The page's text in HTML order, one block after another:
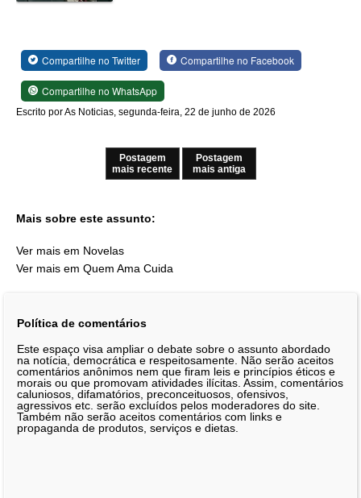
Compartilhe no Twitter Compartilhe no Facebook
Compartilhe no WhatsApp
Escrito por As Noticias, segunda-feira, 22 de junho de 2026
Postagem
mais recente
Postagem
mais antiga
Mais sobre este assunto:
Ver mais em Novelas
Ver mais em Quem Ama Cuida
Política de comentários
Este espaço visa ampliar o debate sobre o assunto abordado
na notícia, democrática e respeitosamente. Não serão aceitos
comentários anônimos nem que firam leis e princípios éticos e
morais ou que promovam atividades ilícitas. Assim, comentários
caluniosos, difamatórios, preconceituosos, ofensivos,
agressivos etc. serão excluídos pelos moderadores do site.
Também não serão aceitos comentários com links e
propaganda de produtos, serviços e dietas.